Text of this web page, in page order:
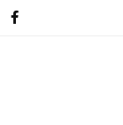
Skip